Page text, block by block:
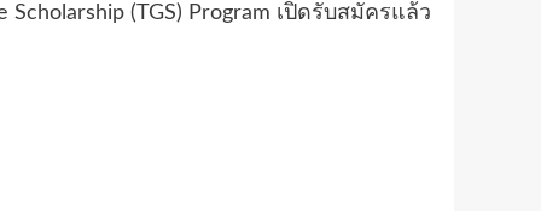
(TGS) Program เปิดรับสมัครแล้ว